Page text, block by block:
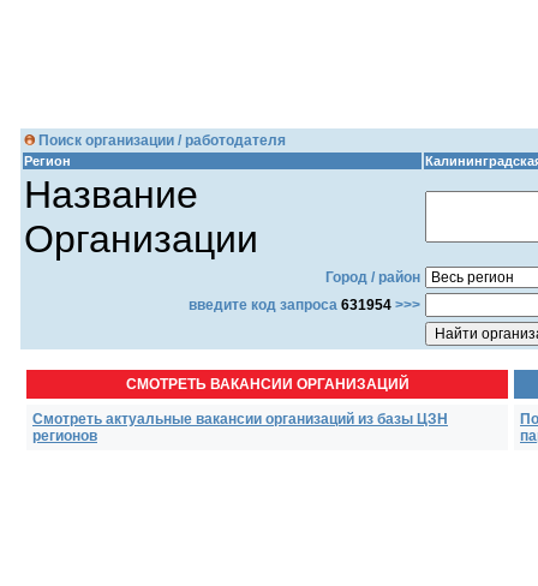
Поиск организации / работодателя
Регион
Название
Организации
Город / район
введите код запроса 631954 >>>
СМОТРЕТЬ ВАКАНСИИ ОРГАНИЗАЦИЙ
Смотреть актуальные вакансии организаций из базы ЦЗН
регионов